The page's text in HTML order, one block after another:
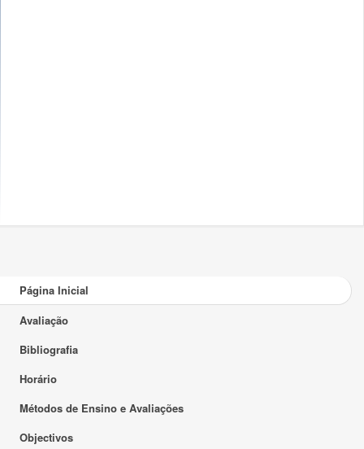
Página Inicial
Avaliação
Bibliografia
Horário
Métodos de Ensino e Avaliações
Objectivos